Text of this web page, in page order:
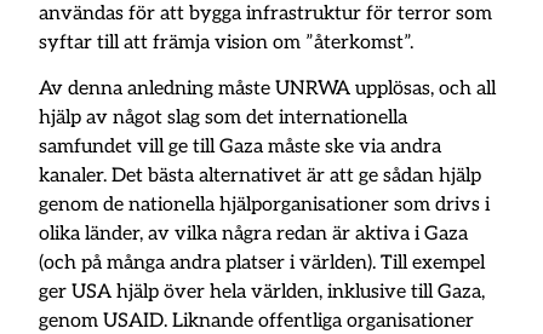
användas för att bygga infrastruktur för terror som
syftar till att främja vision om ”återkomst”.
Av denna anledning måste UNRWA upplösas, och all
hjälp av något slag som det internationella
samfundet vill ge till Gaza måste ske via andra
kanaler. Det bästa alternativet är att ge sådan hjälp
genom de nationella hjälporganisationer som drivs i
olika länder, av vilka några redan är aktiva i Gaza
(och på många andra platser i världen). Till exempel
ger USA hjälp över hela världen, inklusive till Gaza,
genom USAID. Liknande offentliga organisationer